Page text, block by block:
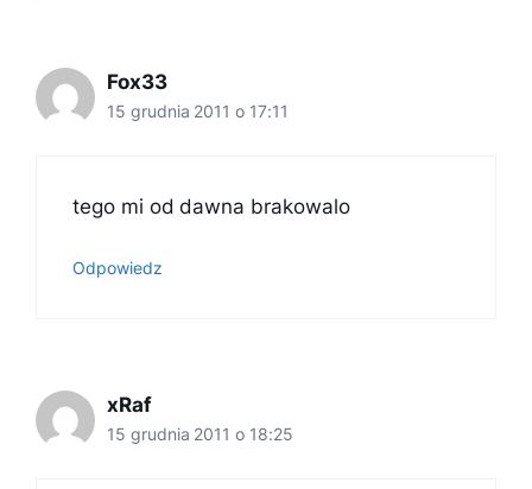
Fox33
15 grudnia 2011 o 17:11
tego mi od dawna brakowalo
Odpowiedz
xRaf
15 grudnia 2011 o 18:25